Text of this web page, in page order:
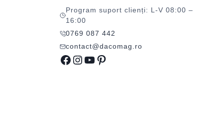
Program suport clienți: L-V 08:00 –
16:00
0769 087 442
contact@dacomag.ro
Facebook
Instagram
YouTube
Pinterest